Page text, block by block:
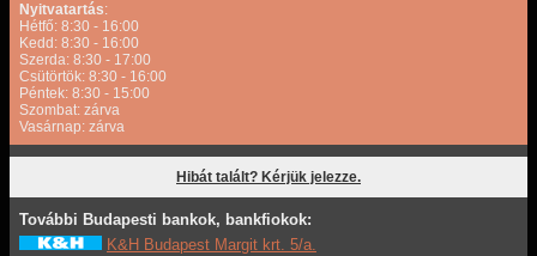
Nyitvatartás:
Hétfő: 8:30 - 16:00
Kedd: 8:30 - 16:00
Szerda: 8:30 - 17:00
Csütörtök: 8:30 - 16:00
Péntek: 8:30 - 15:00
Szombat: zárva
Vasárnap: zárva
Hibát talált? Kérjük jelezze.
További Budapesti bankok, bankfiokok:
K&H Budapest Margit krt. 5/a.